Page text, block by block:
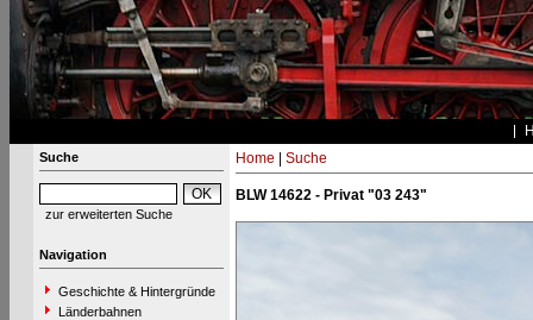
Suche
zur erweiterten Suche
Navigation
Geschichte & Hintergründe
Länderbahnen
Home Suche
BLW 14622 - Privat "03 243"